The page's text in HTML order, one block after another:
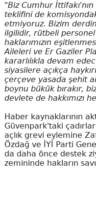
"Biz Cumhur
teklifini de
etmiyoruz. Bizim
ilgilidir, rütbeli
haklarımızın
Aileleri ve Er Gaziler
kararlılıkla devam
siyasilere açıkça
çerçeve yasada şehit
boynu bükük bırakır,
devlete de hakkımızı
Haber kaynaklarının
Güvenpark'taki
açlık grevi eylemine
Özdağ ve İYİ Parti
da daha önce destek
zemininde hakların